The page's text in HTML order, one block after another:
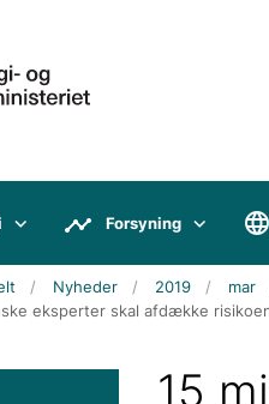
Forsyning
Nyheder 2019
mar
eksperter skal afdække
15